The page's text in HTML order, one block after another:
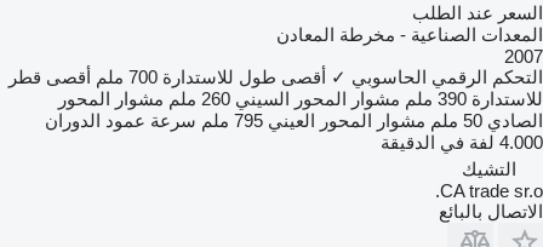
السعر عند الطلب
المعدات الصناعية - مخرطة المعادن
2007
التحكم الرقمي الحاسوبي ✓ أقصى طول للاستدارة 700 ملم
أقصى قطر
للاستدارة 390 ملم مشوار المحور السيني 260 ملم
مشوار المحور
الصادي 50 ملم مشوار المحور العيني 795 ملم
سرعة عمود الدوران
4.000 لفة في الدقيقة
التشيك
CA trade sr.o.
الاتصال بالبائع